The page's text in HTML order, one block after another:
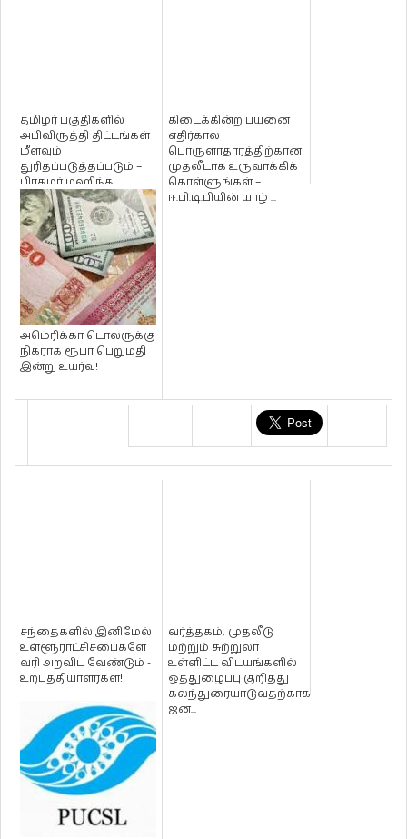
தமிழர் பகுதிகளில்
அபிவிருத்தி திட்டங்கள்
மீளவும்
துரிதப்படுத்தப்படும் –
பிரதமர் மஹிந்த
ராஜபக்ச தெரிவ...
கிடைக்கின்ற பயனை
எதிர்கால
பொருளாதாரத்திற்கான
முதலீடாக உருவாக்கிக்
கொள்ளுங்கள் –
ஈ.பி.டி.பியின் யாழ் ...
அமெரிக்கா டொலருக்கு
நிகராக ரூபா பெறுமதி
இன்று உயர்வு!
சந்தைகளில் இனிமேல்
உள்ளூராட்சிசபைகளே
வரி அறவிட வேண்டும் -
உற்பத்தியாளர்கள்!
வர்த்தகம், முதலீடு
மற்றும் சுற்றுலா
உள்ளிட்ட விடயங்களில்
ஒத்துழைப்பு குறித்து
கலந்துரையாடுவதற்காக
ஜன...